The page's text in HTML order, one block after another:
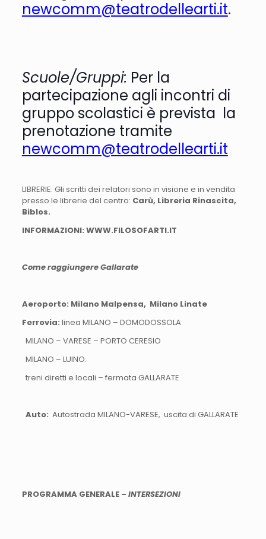
newcomm@teatrodellearti.it.
Scuole/Gruppi: Per la
partecipazione agli incontri di
gruppo scolastici è prevista la
prenotazione tramite
newcomm@teatrodellearti.it
LIBRERIE: Gli scritti dei relatori sono in visione e in vendita
presso le librerie del centro: Carù, Libreria Rinascita,
Biblos.
INFORMAZIONI: WWW.FILOSOFARTI.IT
Come raggiungere Gallarate
Aeroporto: Milano Malpensa, Milano Linate
Ferrovia: linea MILANO – DOMODOSSOLA
MILANO – VARESE – PORTO CERESIO
MILANO – LUINO:
treni diretti e locali – fermata GALLARATE
Auto: Autostrada MILANO-VARESE, uscita di GALLARATE
PROGRAMMA GENERALE – INTERSEZIONI